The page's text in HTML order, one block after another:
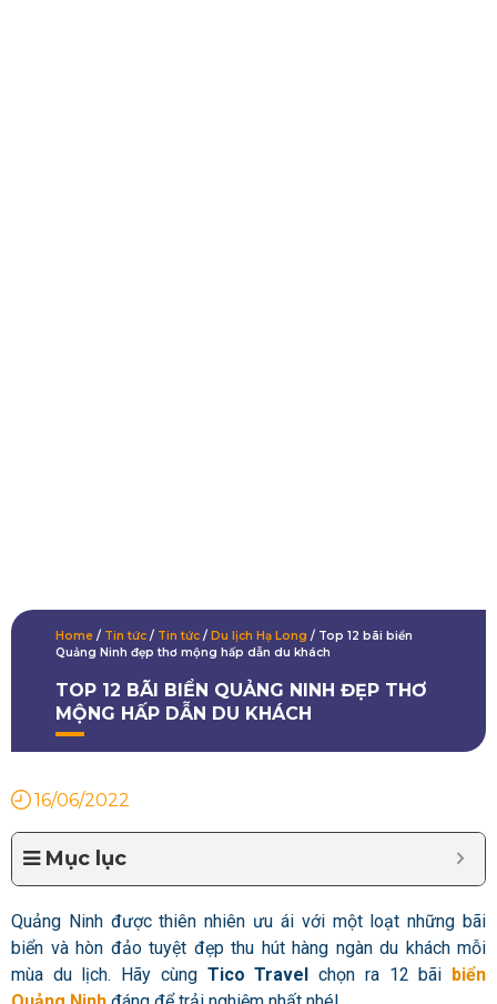
Home / Tin tức / Tin tức / Du lịch Hạ Long / Top 12 bãi biển
Quảng Ninh đẹp thơ mộng hấp dẫn du khách
TOP 12 BÃI BIỂN QUẢNG NINH ĐẸP THƠ
MỘNG HẤP DẪN DU KHÁCH
16/06/2022
Mục lục
Quảng Ninh được thiên nhiên ưu ái với một loạt những bãi
biển và hòn đảo tuyệt đẹp thu hút hàng ngàn du khách mỗi
mùa du lịch.
Hãy cùng Tico Travel chọn ra 12 bãi
biển